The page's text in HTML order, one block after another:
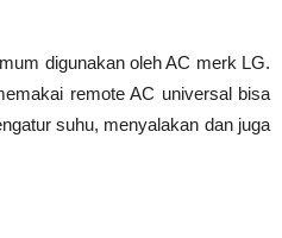
digunakan oleh AC merk LG.
remote AC universal bisa
suhu, menyalakan dan juga